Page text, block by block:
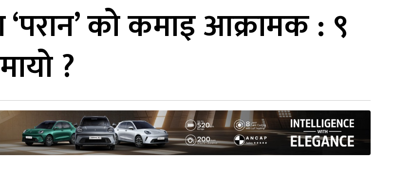
‘परान’ को कमाइ आक्रामक : ९
?